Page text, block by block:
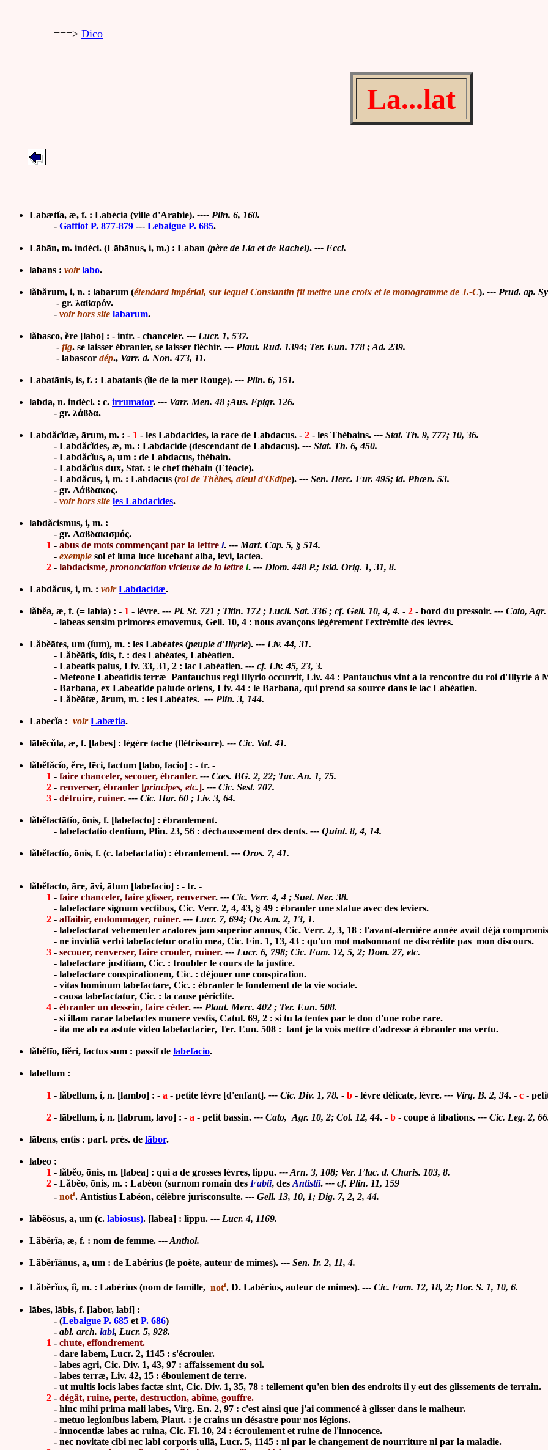
===> Dico
La...lat
Labætĭa, æ, f. : Labécia (ville d'Arabie). ---- Plin. 6, 160.
- Gaffiot P. 877-879 --- Lebaigue P. 685.
Lābān, m. indécl. (Lābānus, i, m.) : Laban (père de Lia et de Rachel). --- Eccl.
labans : voirlabo.
lăbărum, i, n. : labarum (étendard impérial, sur lequel Constantin fit mettre une croix et le monogramme de J.-C). --- Prud. ap.
- gr. λαϐαρόν.
- voir hors site labarum.
lăbasco, ĕre [labo] : - intr. - chanceler. --- Lucr. 1, 537.
- fig. se laisser ébranler, se laisser fléchir. --- Plaut. Rud. 1394; Ter. Eun. 178 ; Ad. 239.
- labascor dép., Varr. d. Non. 473, 11.
Labatānis, is, f. : Labatanis (île de la mer Rouge). --- Plin. 6, 151.
labda, n. indécl. : c. irrumator. --- Varr. Men. 48 ;Aus. Epigr. 126.
- gr. λάϐδα.
Labdăcĭdæ, ārum, m. : - 1 - les Labdacides, la race de Labdacus. - 2 - les Thébains. --- Stat. Th. 9, 777; 10, 36.
- Labdăcĭdes, æ, m. : Labdacide (descendant de Labdacus). --- Stat. Th. 6, 450.
- Labdăcĭus, a, um : de Labdacus, thébain.
- Labdăcĭus dux, Stat. : le chef thébain (Etéocle).
- Labdăcus, i, m. : Labdacus (roi de Thèbes, aïeul d'Œdipe). --- Sen. Herc. Fur. 495; id. Phœn. 53.
- gr. Λάϐδακος.
- voir hors site les Labdacides.
labdăcismus, i, m. :
- gr. Λαϐδακισμός.
1 - abus de mots commençant par la lettre l. --- Mart. Cap. 5, § 514.
- exemple sol et luna luce lucebant alba, levi, lactea.
2 - labdacisme, prononciation vicieuse de la lettre l. --- Diom. 448 P.; Isid. Orig. 1, 31, 8.
Labdăcus, i, m. : voir Labdacidæ.
lăbĕa, æ, f. (= labia) : - 1 - lèvre. --- Pl. St. 721 ; Titin. 172 ; Lucil. Sat. 336 ; cf. Gell. 10, 4, 4. - 2 - bord du pressoir. --- Cato, Agr.
- labeas sensim primores emovemus, Gell. 10, 4 : nous avançons légèrement l'extrémité des lèvres.
Lăbĕātes, um (ĭum), m. : les Labéates (peuple d'Illyrie). --- Liv. 44, 31.
- Lăbĕātis, ĭdis, f. : des Labéates, Labéatien.
- Labeatis palus, Liv. 33, 31, 2 : lac Labéatien. --- cf. Liv. 45, 23, 3.
- Meteone Labeatidis terræ Pantauchus regi Illyrio occurrit, Liv. 44 : Pantauchus vint à la rencontre du roi d'Illyrie à
- Barbana, ex Labeatide palude oriens, Liv. 44 : le Barbana, qui prend sa source dans le lac Labéatien.
- Lăbĕātæ, ārum, m. : les Labéates. --- Plin. 3, 144.
Labecĭa : voirLabætia.
lābēcŭla, æ, f. [labes] : légère tache (flétrissure). --- Cic. Vat. 41.
lăbĕfăcĭo, ĕre, fēci, factum [labo, facio] : - tr. -
1 - faire chanceler, secouer, ébranler. --- Cæs. BG. 2, 22; Tac. An. 1, 75.
2 - renverser, ébranler [principes, etc.]. --- Cic. Sest. 707.
3 - détruire, ruiner. --- Cic. Har. 60 ; Liv. 3, 64.
lăbĕfactātĭo, ōnis, f. [labefacto] : ébranlement.
- labefactatio dentium, Plin. 23, 56 : déchaussement des dents. --- Quint. 8, 4, 14.
lăbĕfactĭo, ōnis, f. (c. labefactatio) : ébranlement. --- Oros. 7, 41.
lăbĕfacto, āre, āvi, ātum [labefacio] : - tr. -
1 - faire chanceler, faire glisser, renverser. --- Cic. Verr. 4, 4 ; Suet. Ner. 38.
- labefactare signum vectibus, Cic. Verr. 2, 4, 43, § 49 : ébranler une statue avec des leviers.
2 - affaibir, endommager, ruiner. --- Lucr. 7, 694; Ov. Am. 2, 13, 1.
- labefactarat vehementer aratores jam superior annus, Cic. Verr. 2, 3, 18 : l'avant-dernière année avait déjà
- ne invidiā verbi labefactetur oratio mea, Cic. Fin. 1, 13, 43 : qu'un mot malsonnant ne discrédite pas mon discours.
3 - secouer, renverser, faire crouler, ruiner. --- Lucr. 6, 798; Cic. Fam. 12, 5, 2; Dom. 27, etc.
- labefactare justitiam, Cic. : troubler le cours de la justice.
- labefactare conspirationem, Cic. : déjouer une conspiration.
- vitas hominum labefactare, Cic. : ébranler le fondement de la vie sociale.
- causa labefactatur, Cic. : la cause périclite.
4 - ébranler un dessein, faire céder. --- Plaut. Merc. 402 ; Ter. Eun. 508.
- si illam rarae labefactes munere vestis, Catul. 69, 2 : si tu la tentes par le don d'une robe rare.
- ita me ab ea astute video labefactarier, Ter. Eun. 508 : tant je la vois mettre d'adresse à ébranler ma vertu.
lăbĕfīo, fĭĕri, factus sum : passif de labefacio.
labellum :
1 - lăbellum, i, n. [lambo] : - a - petite lèvre [d'enfant]. --- Cic. Div. 1, 78. - b - lèvre délicate, lèvre. --- Virg. B. 2, 34. - c -
2 - lābellum, i, n. [labrum, lavo] : - a - petit bassin. --- Cato, Agr. 10, 2; Col. 12, 44. - b - coupe à libations. --- Cic. Leg. 2,
lābens, entis : part. prés. de lābor.
labeo :
1 - lăbĕo, ōnis, m. [labea] : qui a de grosses lèvres, lippu. --- Arn. 3, 108; Ver. Flac. d. Charis. 103, 8.
2 - Lăbĕo, ōnis, m. : Labéon (surnom romain des Fabii, des Antistii. --- cf. Plin. 11, 159
- nott. Antistius Labéon, célèbre jurisconsulte. --- Gell. 13, 10, 1; Dig. 7, 2, 2, 44.
lăbĕōsus, a, um (c. labiosus). [labea] : lippu. --- Lucr. 4, 1169.
Lăbĕrĭa, æ, f. : nom de femme. --- Anthol.
Lăbĕrĭānus, a, um : de Labérius (le poète, auteur de mimes). --- Sen. Ir. 2, 11, 4.
Lăbĕrĭus, ĭi, m. : Labérius (nom de famille, nott. D. Labérius, auteur de mimes). --- Cic. Fam. 12, 18, 2; Hor. S. 1, 10, 6.
lābes, lābis, f. [labor, labi] :
- (Lebaigue P. 685 et P. 686)
- abl. arch. labi, Lucr. 5, 928.
1 - chute, effondrement.
- dare labem, Lucr. 2, 1145 : s'écrouler.
- labes agri, Cic. Div. 1, 43, 97 : affaissement du sol.
- labes terræ, Liv. 42, 15 : éboulement de terre.
- ut multis locis labes factæ sint, Cic. Div. 1, 35, 78 : tellement qu'en bien des endroits il y eut des glissements de terrain.
2 - dégât, ruine, perte, destruction, abîme, gouffre.
- hinc mihi prima mali labes, Virg. En. 2, 97 : c'est ainsi que j'ai commencé à glisser dans le malheur.
- metuo legionibus labem, Plaut. : je crains un désastre pour nos légions.
- innocentiæ labes ac ruina, Cic. Fl. 10, 24 : écroulement et ruine de l'innocence.
- nec novitate cibi nec labi corporis ullā, Lucr. 5, 1145 : ni par le changement de nourriture ni par la maladie.